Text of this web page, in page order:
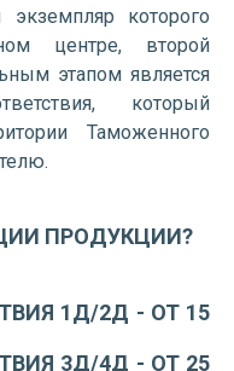
экземпляр которого
центре, второй
этапом является
который
Таможенного
ПРОДУКЦИИ?
1Д/2Д - ОТ 15
3Д/4Д - ОТ 25